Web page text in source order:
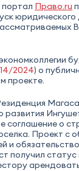
портал Право.ru
2024) о
проекте.
развития
соглашение о
Проект с
и
получил